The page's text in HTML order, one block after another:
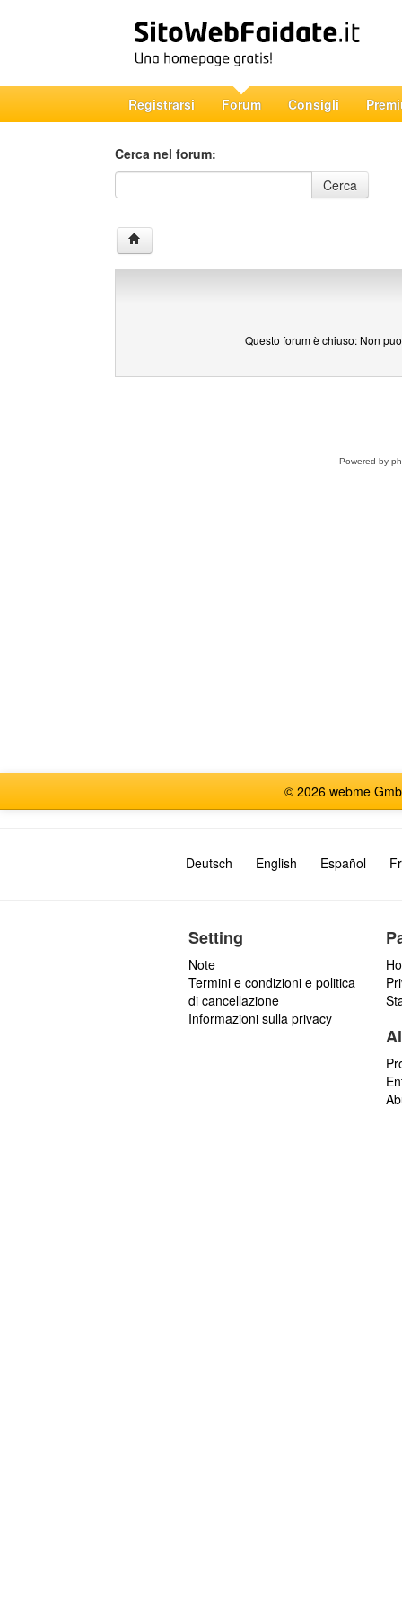
Registrarsi Forum Consigli
Cerca nel forum:
Cerca nel forum
Cerca
Questo forum è chiuso: Non
Powered by
© 2026 webme
Deutsch English Español
Setting
Note
Termini e condizioni e politica
di cancellazione
Informazioni sulla privacy